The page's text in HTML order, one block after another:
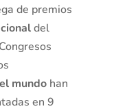
de premios
del
mundohan
en 9